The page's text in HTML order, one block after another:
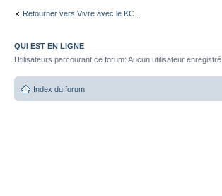
Retourner vers Vivre avec le KC...
QUI EST EN LIGNE
Utilisateurs parcourant ce forum: Aucun utilisateur
Index du forum